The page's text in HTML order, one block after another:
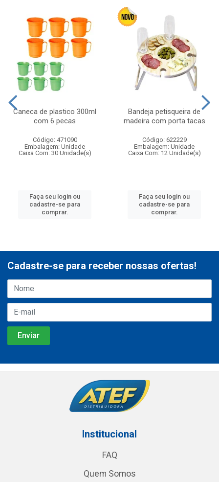
Caneca de plastico 300ml
com 6 pecas
Código: 471090
Embalagem: Unidade
Caixa Com: 30 Unidade(s)
Faça seu login ou
cadastre-se para
comprar.
Bandeja petisqueira de
madeira com porta tacas
Código: 622229
Embalagem: Unidade
Caixa Com: 12 Unidade(s)
Faça seu login ou
cadastre-se para
comprar.
Cadastre-se para receber nossas ofertas!
Institucional
FAQ
Quem Somos